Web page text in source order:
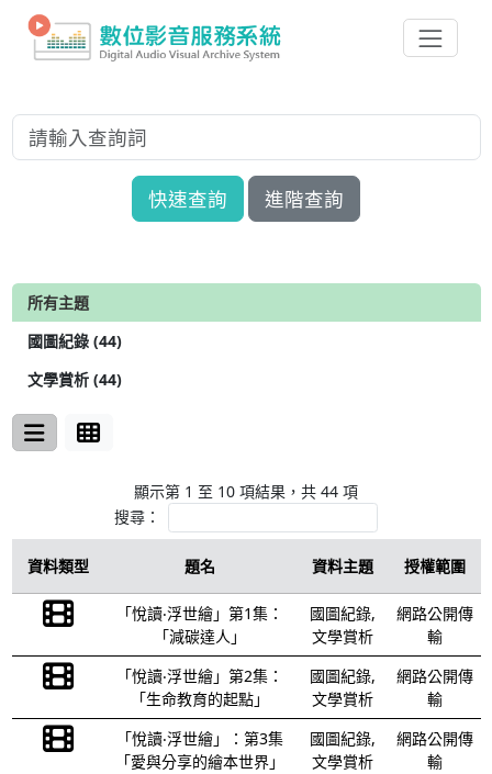
快速查詢 進階查詢
所有主題
國圖紀錄 (44)
文學賞析 (44)
顯示第 1 至 10 項結果，共 44 項
搜尋：
資料類型 題名 資料主題 授權範圍
「悅讀‧浮世繪」第1集：
「減碳達人」
國圖紀錄,
文學賞析
網路公開傳
輸
「悅讀‧浮世繪」第2集：
「生命教育的起點」
國圖紀錄,
文學賞析
網路公開傳
輸
「悅讀‧浮世繪」：第3集
「愛與分享的繪本世界」
國圖紀錄,
文學賞析
網路公開傳
輸